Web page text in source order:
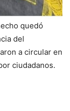
quedó
del
a circular en
ciudadanos.